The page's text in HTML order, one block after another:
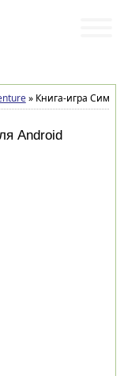
»Книга-игра
Android